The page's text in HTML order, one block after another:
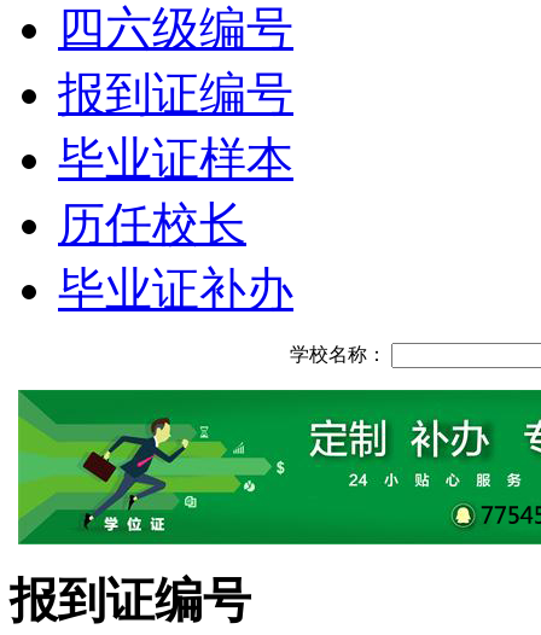
四六级编号
报到证编号
毕业证样本
历任校长
毕业证补办
学校名称：
报到证编号